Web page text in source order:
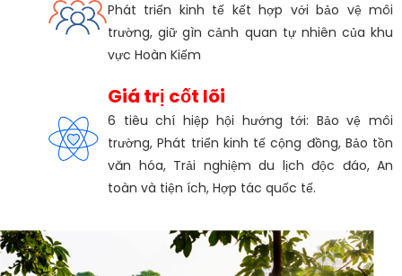
Phát triển kinh tế kết hợp với bảo vệ môi
trường, giữ gìn cảnh quan tự nhiên của khu
vực Hoàn Kiếm
Giá trị cốt lõi
6 tiêu chí hiệp hội hướng tới: Bảo vệ môi
trường, Phát triển kinh tế cộng đồng, Bảo tồn
văn hóa, Trải nghiệm du lịch độc đáo, An
toàn và tiện ích, Hợp tác quốc tế.